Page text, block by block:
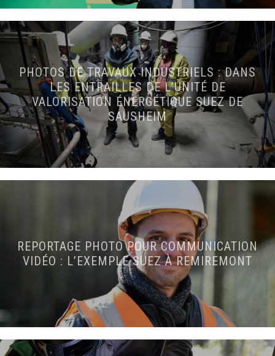
PHOTOS DE TRAVAUX INDUSTRIELS : DANS
LES ENTRAILLES DE L’UNITÉ DE
VALORISATION ÉNERGÉTIQUE SUEZ DE
SAUSHEIM
REPORTAGE PHOTO POUR COMMUNICATION
VIDÉO : L’EXEMPLE SUEZ À REMIREMONT